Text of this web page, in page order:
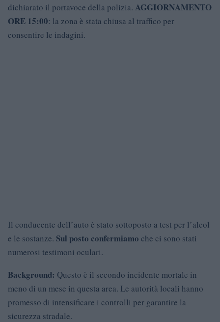
dichiarato il portavoce della polizia. AGGIORNAMENTO
ORE 15:00: la zona è stata chiusa al traffico per
consentire le indagini.
Il conducente dell’auto è stato sottoposto a test per l’alcol
e le sostanze. Sul posto confermiamo che ci sono stati
numerosi testimoni oculari.
Background: Questo è il secondo incidente mortale in
meno di un mese in questa area. Le autorità locali hanno
promesso di intensificare i controlli per garantire la
sicurezza stradale.